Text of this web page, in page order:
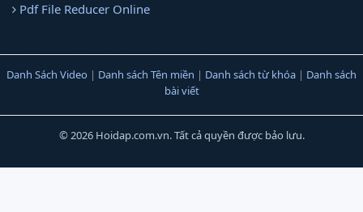
Pdf File Reducer Online
Danh Sách Video | Danh sách Tên miền | Danh sách từ khóa | Danh sách
bài viết
© 2026 Hoidap.com.vn. Tất cả quyền được bảo lưu.